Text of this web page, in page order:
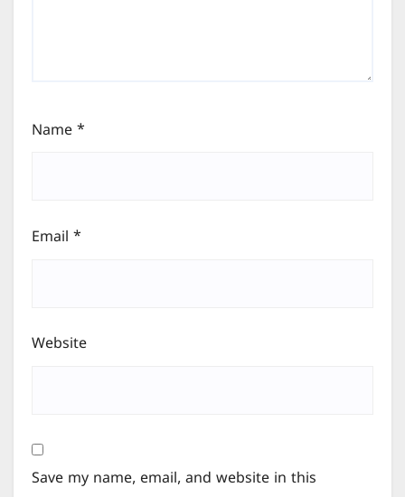
Name *
Email *
Website
Save my name, email, and website in this